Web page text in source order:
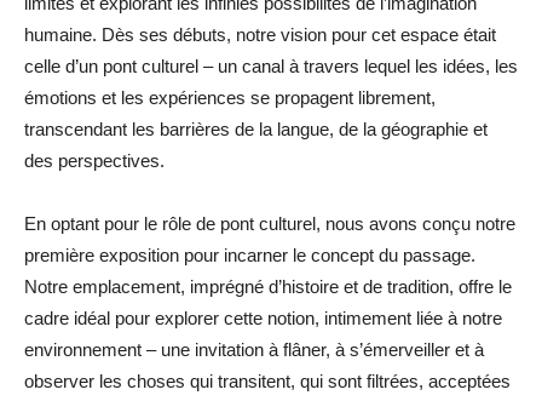
humaine. Dès ses débuts, notre vision pour cet espace était
celle d’un pont culturel – un canal à travers lequel les idées, les
émotions et les expériences se propagent librement,
transcendant les barrières de la langue, de la géographie et
des perspectives.
En optant pour le rôle de pont culturel, nous avons conçu notre
première exposition pour incarner le concept du passage.
Notre emplacement, imprégné d’histoire et de tradition, offre le
cadre idéal pour explorer cette notion, intimement liée à notre
environnement – une invitation à flâner, à s’émerveiller et à
observer les choses qui transitent, qui sont filtrées, acceptées